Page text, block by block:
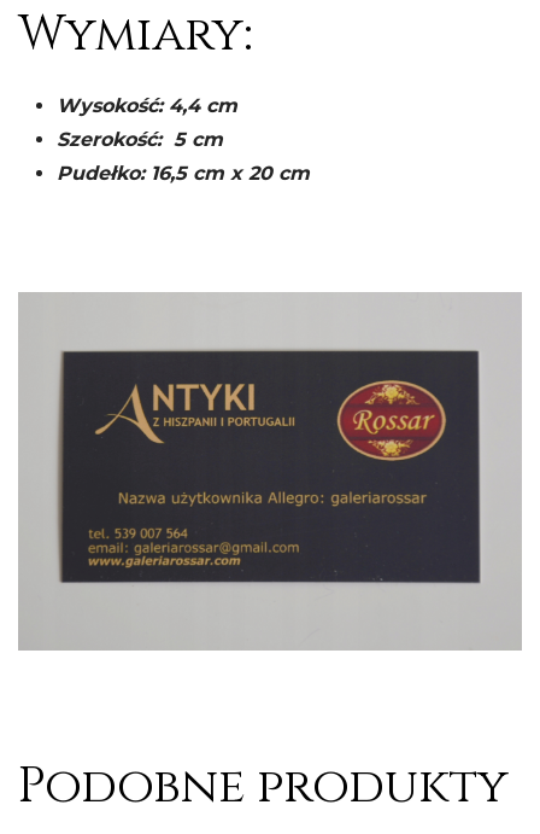
Wymiary:
Wysokość: 4,4 cm
Szerokość: 5 cm
Pudełko: 16,5 cm x 20 cm
Podobne produkty